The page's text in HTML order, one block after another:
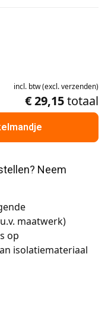
incl. btw(excl.verzenden)
€ 29,15totaal
maatwerk)
op
isolatiemateriaal